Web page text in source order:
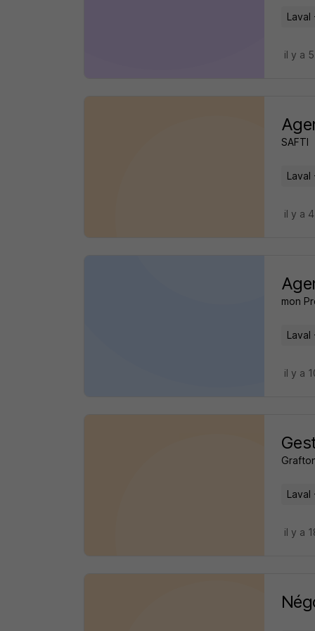
Laval
il y a
SAFTI
Laval
il y a
mon
Laval
il y a
Laval
il y a